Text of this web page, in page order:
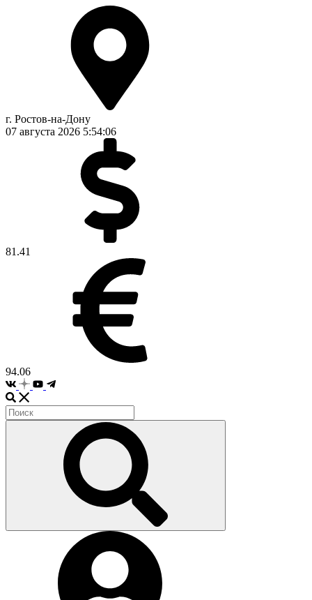
г. Ростов-на-Дону
07 августа 2026 5:54:06
81.41
94.06